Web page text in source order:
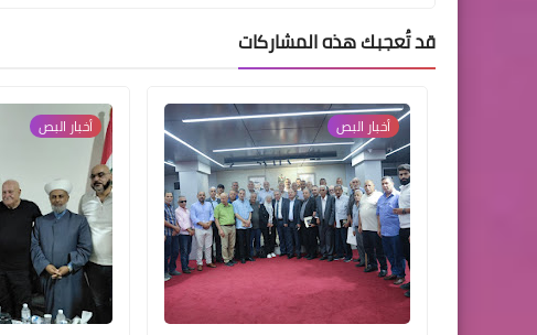
قد تُعجبك هذه المشاركات
أخبار ‏البص أخبار ‏البص